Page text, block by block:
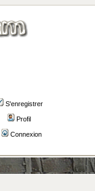
S'enregistrer
Profil
Connexion